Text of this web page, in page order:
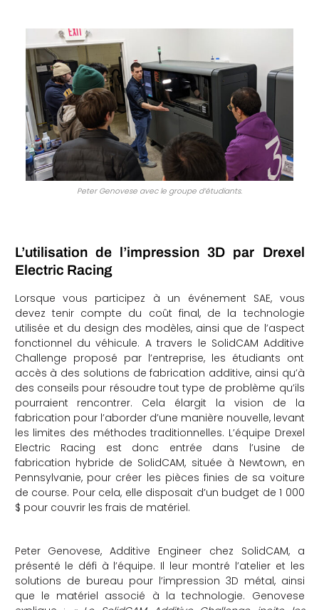
Peter Genovese avec le groupe d’étudiants.
L’utilisation de l’impression 3D par Drexel
Electric Racing
Lorsque vous participez à un événement SAE, vous
devez tenir compte du coût final, de la technologie
utilisée et du design des modèles, ainsi que de l’aspect
fonctionnel du véhicule. A travers le SolidCAM Additive
Challenge proposé par l’entreprise, les étudiants ont
accès à des solutions de fabrication additive, ainsi qu’à
des conseils pour résoudre tout type de problème qu’ils
pourraient rencontrer. Cela élargit la vision de la
fabrication pour l’aborder d’une manière nouvelle, levant
les limites des méthodes traditionnelles. L’équipe Drexel
Electric Racing est donc entrée dans l’usine de
fabrication hybride de SolidCAM, située à Newtown, en
Pennsylvanie, pour créer les pièces finies de sa voiture
de course. Pour cela, elle disposait d’un budget de 1 000
$ pour couvrir les frais de matériel.
Peter Genovese, Additive Engineer chez SolidCAM, a
présenté le défi à l’équipe. Il leur montré l’atelier et les
solutions de bureau pour l’impression 3D métal, ainsi
que le matériel associé à la technologie. Genovese